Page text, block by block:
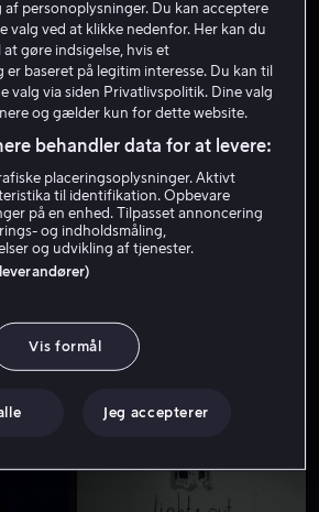
af personoplysninger. Du kan acceptere
valg ved at klikke nedenfor. Her kan du
gøre indsigelse, hvis et
baseret på legitim interesse. Du kan til
valg via siden Privatlivspolitik. Dine valg
og gælder kun for dette website.
behandler data for at levere:
placeringsoplysninger. Aktivt
til identifikation. Opbevare
på en enhed. Tilpasset annoncering
og indholdsmåling,
og udvikling af tjenester.
Vis formål
Jeg accepterer